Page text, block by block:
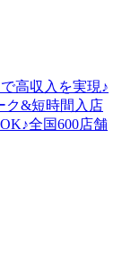
高収入を実現♪
ク&短時間入店
全国600店舗